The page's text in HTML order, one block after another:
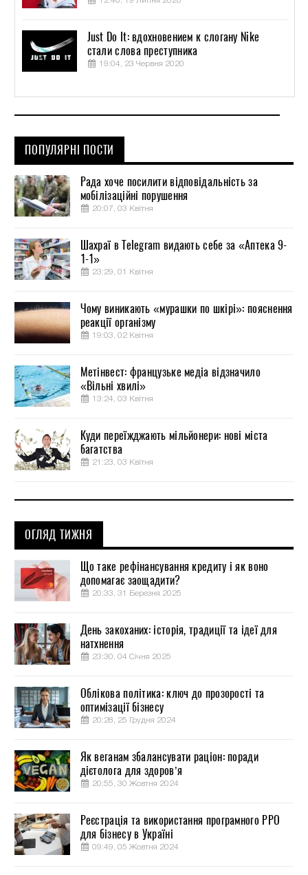
Just Do It: вдохновением к слогану Nike
стали слова преступника
19:04, 23 Червня 2020
ПОПУЛЯРНІ ПОСТИ
Рада хоче посилити відповідальність за
мобілізаційні порушення
20:07, 03 Квітня
Шахраї в Telegram видають себе за «Аптека 9-
1-1»
23:29, 01 Квітня
Чому виникають «мурашки по шкірі»: пояснення
реакції організму
19:03, 02 Квітня
Метінвест: французьке медіа відзначило
«Вільні хвилі»
13:24, 03 Квітня
Куди переїжджають мільйонери: нові міста
багатства
21:23, 03 Квітня
ОГЛЯД ТИЖНЯ
Що таке рефінансування кредиту і як воно
допомагає заощадити?
20:33, 31 Березня 2025
День закоханих: історія, традиції та ідеї для
натхнення
23:30, 04 Січня 2025
Облікова політика: ключ до прозорості та
оптимізації бізнесу
20:28, 25 Грудня 2024
Як веганам збалансувати раціон: поради
дієтолога для здоров’я
20:55, 30 Жовтня 2024
Реєстрація та використання програмного РРО
для бізнесу в Україні
09:49, 05 Жовтня 2024